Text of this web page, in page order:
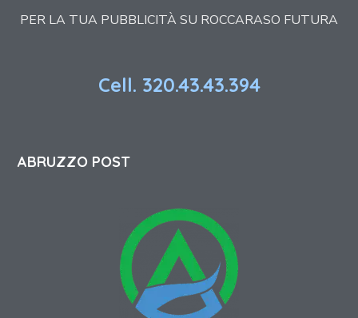
PER LA TUA PUBBLICITÀ SU ROCCARASO FUTURA
Cell. 320.43.43.394
ABRUZZO POST